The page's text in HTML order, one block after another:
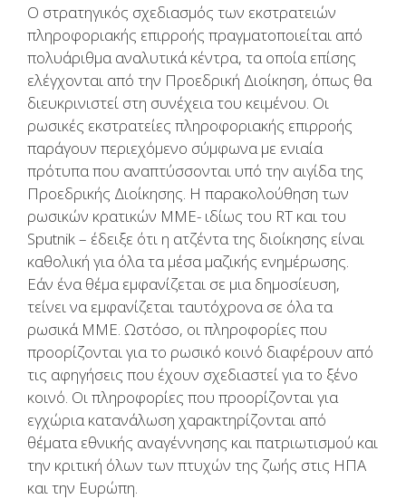
Ο στρατηγικός σχεδιασμός των εκστρατειών
πληροφοριακής επιρροής πραγματοποιείται από
πολυάριθμα αναλυτικά κέντρα, τα οποία επίσης
ελέγχονται από την Προεδρική Διοίκηση, όπως θα
διευκρινιστεί στη συνέχεια του κειμένου. Οι
ρωσικές εκστρατείες πληροφοριακής επιρροής
παράγουν περιεχόμενο σύμφωνα με ενιαία
πρότυπα που αναπτύσσονται υπό την αιγίδα της
Προεδρικής Διοίκησης. Η παρακολούθηση των
ρωσικών κρατικών ΜΜΕ- ιδίως του RT και του
Sputnik – έδειξε ότι η ατζέντα της διοίκησης είναι
καθολική για όλα τα μέσα μαζικής ενημέρωσης.
Εάν ένα θέμα εμφανίζεται σε μια δημοσίευση,
τείνει να εμφανίζεται ταυτόχρονα σε όλα τα
ρωσικά ΜΜΕ. Ωστόσο, οι πληροφορίες που
προορίζονται για το ρωσικό κοινό διαφέρουν από
τις αφηγήσεις που έχουν σχεδιαστεί για το ξένο
κοινό. Οι πληροφορίες που προορίζονται για
εγχώρια κατανάλωση χαρακτηρίζονται από
θέματα εθνικής αναγέννησης και πατριωτισμού και
την κριτική όλων των πτυχών της ζωής στις ΗΠΑ
και την Ευρώπη.